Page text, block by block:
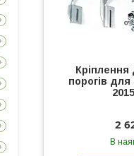
Кріплення
порогів
2
В